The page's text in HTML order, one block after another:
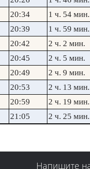
20:34
1 ч. 54 мин.
20:39
1 ч. 59 мин.
20:42
2 ч. 2 мин.
20:45
2 ч. 5 мин.
20:49
2 ч. 9 мин.
20:53
2 ч. 13 мин.
20:59
2 ч. 19 мин.
21:05 2 ч. 25 мин.
Напишите